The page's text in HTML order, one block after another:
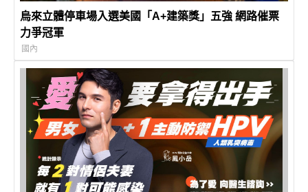
烏來立體停車場入選美國「A+建築獎」五強 網路催票
力爭冠軍
國內